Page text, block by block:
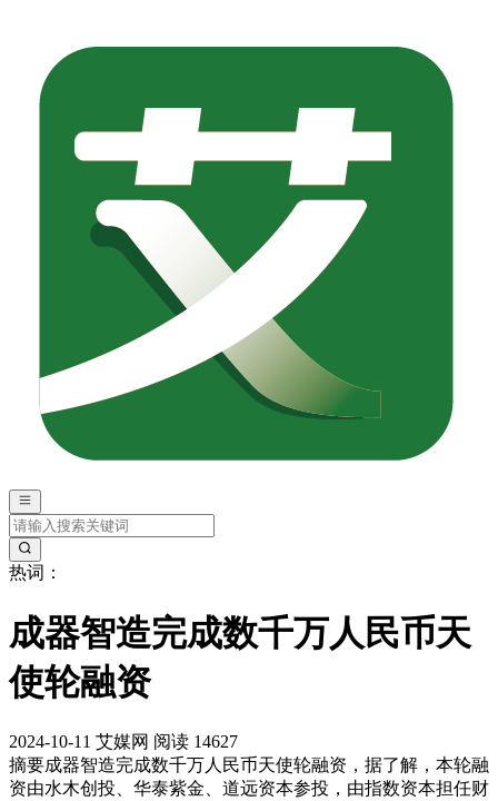
热词：
成器智造完成数千万人民币天
使轮融资
2024-10-11 艾媒网 阅读 14627
摘要成器智造完成数千万人民币天使轮融资，据了解，本轮融
资由水木创投、华泰紫金、道远资本参投，由指数资本担任财